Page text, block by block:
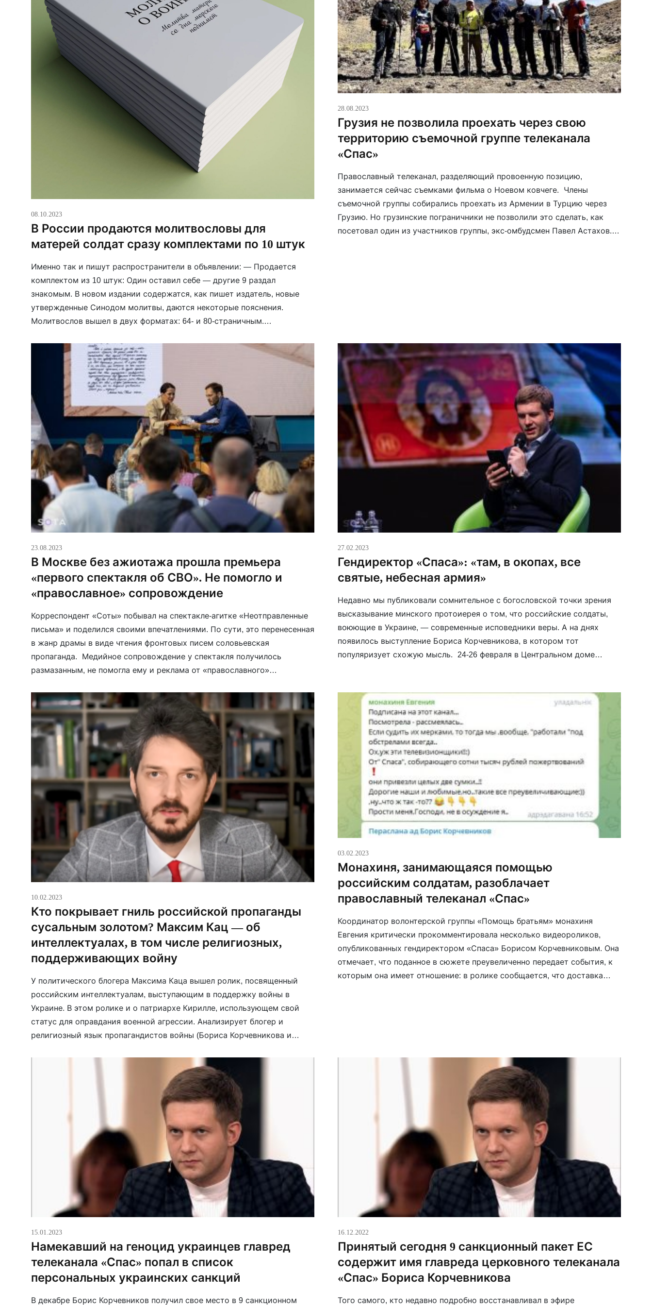
08.10.2023
В России продаются молитвословы для
матерей солдат сразу комплектами по 10 штук
Именно так и пишут распространители в объявлении: — Продается
комплектом из 10 штук: Один оставил себе — другие 9 раздал
знакомым. В новом издании содержатся, как пишет издатель, новые
утвержденные Синодом молитвы, даются некоторые пояснения.
Молитвослов вышел в двух форматах: 64- и 80-страничным.
также описание миссии России […]
28.08.2023
Грузия не позволила проехать через свою
территорию съемочной группе телеканала
«Спас»
Православный телеканал, разделяющий провоенную позицию,
занимается сейчас съемками фильма о Ноевом ковчеге. Члены
съемочной группы собирались проехать из Армении в Турцию через
Грузию. Но грузинские пограничники не позволили это сделать, как
посетовал один из участников группы, экс-омбудсмен Павел Астахов.
23.08.2023
В Москве без ажиотажа прошла премьера
«первого спектакля об СВО». Не помогло и
«православное» сопровождение
Корреспондент «Соты» побывал на спектакле-агитке «Неотправленные
письма» и поделился своими впечатлениями. По сути, это перенесенная
в жанр драмы в виде чтения фронтовых писем соловьевская
пропаганда. Медийное сопровождение у спектакля получилось
размазанным, не помогла ему и реклама от «православного»
27.02.2023
Гендиректор «Спаса»: «там, в окопах, все
святые, небесная армия»
Недавно мы публиковали сомнительное с богословской точки зрения
высказывание минского протоиерея о том, что российские солдаты,
воюющие в Украине, — современные исповедники веры. А на днях
появилось выступление Бориса Корчевникова, в котором тот
популяризует схожую мысль. 24-26 февраля в Центральном доме
Была […]
10.02.2023
Кто покрывает гниль российской пропаганды
сусальным золотом? Максим Кац — об
интеллектуалах, в том числе религиозных,
поддерживающих войну
У политического блогера Максима Каца вышел ролик, посвященный
российским интеллектуалам, выступающим в поддержку войны в
Украине. В этом ролике и о патриархе Кирилле, использующем свой
статус для оправдания военной агрессии. Анализирует блогер и
религиозный язык пропагандистов войны (Бориса Корчевникова и
03.02.2023
Монахиня, занимающаяся помощью
российским солдатам, разоблачает
православный телеканал «Спас»
Координатор волонтерской группы «Помощь братьям» монахиня
Евгения критически прокомментировала несколько видеороликов,
опубликованных гендиректором «Спаса» Борисом Корчевниковым. Она
отмечает, что поданное в сюжете преувеличенно передает события, к
которым она имеет отношение: в ролике сообщается, что доставка
15.01.2023
Намекавший на геноцид украинцев главред
телеканала «Спас» попал в список
персональных украинских санкций
В декабре Борис Корчевников получил свое место в 9 санкционном
16.12.2022
Принятый сегодня 9 санкционный пакет ЕС
содержит имя главреда церковного телеканала
«Спас» Бориса Корчевникова
Того самого, кто недавно подробно восстанавливал в эфире